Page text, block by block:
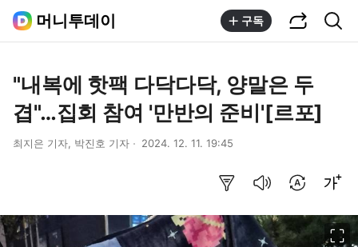
머니투데이 구독
"내복에 핫팩 다닥다닥, 양말은 두
겹"…집회 참여 '만반의 준비'[르포]
최지은 기자, 박진호 기자 2024. 12. 11. 19:45